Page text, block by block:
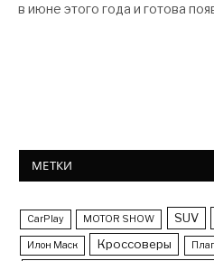
в июне этого года и готова
МЕТКИ
CarPlay MOTOR SHOW SUV
Илон Маск Кроссоверы